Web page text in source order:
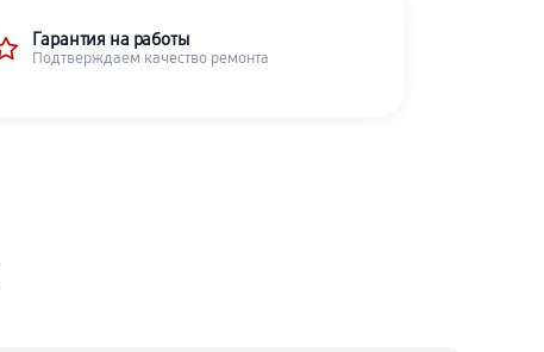
Гарантия на работы
Подтверждаем качество ремонта